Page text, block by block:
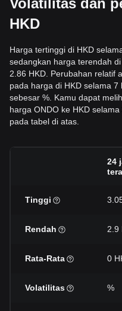
Volatilitas dan
HKD
Harga tertinggi di HKD
sedangkan harga terendah
2.86 HKD. Perubahan relatif
pada harga di HKD selama
sebesar %. Kamu dapat
harga ONDO ke HKD
pada tabel di atas.
24
Tinggi
Rendah 2.9
Rata-Rata 0
Volatilitas %